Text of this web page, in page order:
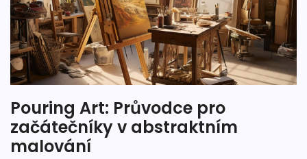
Pouring Art: Průvodce pro
začátečníky v abstraktním
malování